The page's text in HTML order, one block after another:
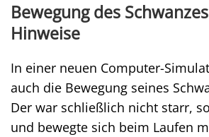
Bewegung des
Hinweise
In einer neuen Computer-
auch die Bewegung seines
Der war schließlich nicht starr,
und bewegte sich beim Laufen